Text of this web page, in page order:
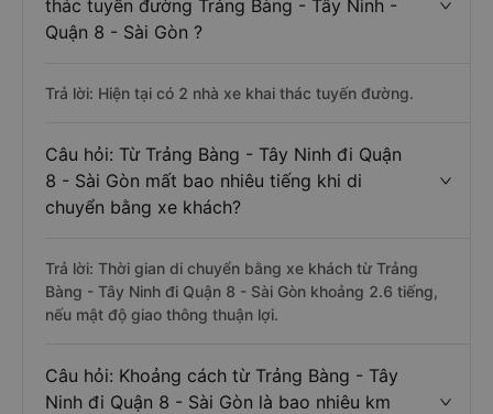
thác tuyến đường Trảng Bàng - Tây Ninh -
Quận 8 - Sài Gòn ?
Trả lời: Hiện tại có 2 nhà xe khai thác tuyến đường.
Câu hỏi: Từ Trảng Bàng - Tây Ninh đi Quận
8 - Sài Gòn mất bao nhiêu tiếng khi di
chuyển bằng xe khách?
Trả lời: Thời gian di chuyển bằng xe khách từ Trảng
Bàng - Tây Ninh đi Quận 8 - Sài Gòn khoảng 2.6 tiếng,
nếu mật độ giao thông thuận lợi.
Câu hỏi: Khoảng cách từ Trảng Bàng - Tây
Ninh đi Quận 8 - Sài Gòn là bao nhiêu km